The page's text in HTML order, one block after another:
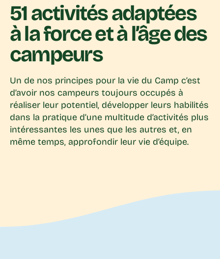
51 activités adaptées
à la force et à l’âge des
campeurs
Un de nos principes pour la vie du Camp c’est
d’avoir nos campeurs toujours occupés à
réaliser leur potentiel, développer leurs habilités
dans la pratique d’une multitude d’activités plus
intéressantes les unes que les autres et, en
même temps, approfondir leur vie d’équipe.